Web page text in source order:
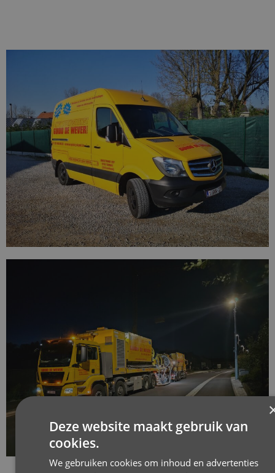
Deze website maakt gebruik van
cookies.
We gebruiken cookies om inhoud en advertenties